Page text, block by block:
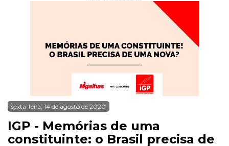
sexta-feira, 14 de agosto de 2020
IGP - Memórias de uma
constituinte: o Brasil precisa de